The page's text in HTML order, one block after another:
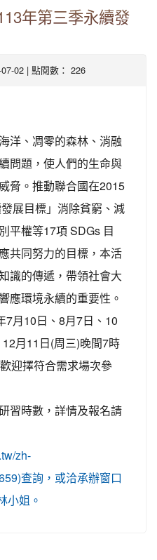
年第三季永續發
02 | 點閱數： 226
洋、凋零的森林、消融
題，使人們的生命與
脅。推動聯合國在2015
展目標」消除貧窮、減
平權等17項 SDGs 目
共同努力的目標，本活
識的傳遞，帶領社會大
應環境永續的重要性。
7月10日、8月7日、10
月11日(周三)晚間7時
迎擇符合需求場次參
習時數，詳情及報名請
zh-
查詢，或洽承辦窗口
小姐。